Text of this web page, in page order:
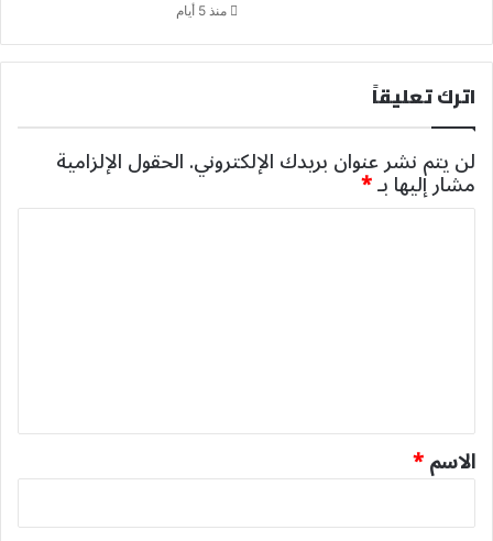
منذ 5 أيام
اترك تعليقاً
لن يتم نشر عنوان بريدك الإلكتروني.الحقول الإلزامية
مشار إليها بـ*
ق
*
الاسم*